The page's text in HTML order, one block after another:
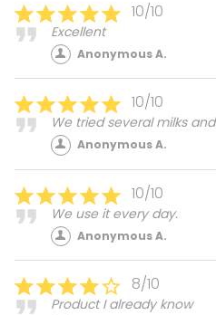
10/10
Excellent
Anonymous A.
10/10
We tried several milks
Anonymous A.
10/10
We use it every day.
Anonymous A.
8/10
Product I already know